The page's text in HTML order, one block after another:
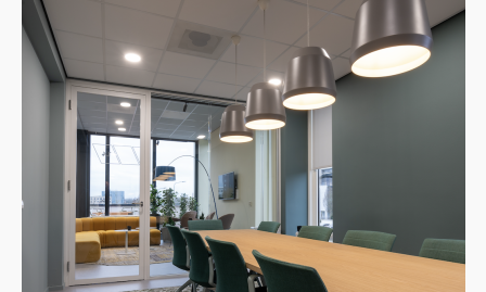
COMMUTER TOWN